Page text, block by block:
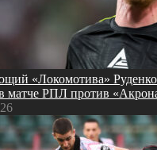
«Локомотива»
матче РПЛ против